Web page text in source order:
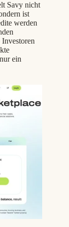
Savy nicht
ist
werden
ein